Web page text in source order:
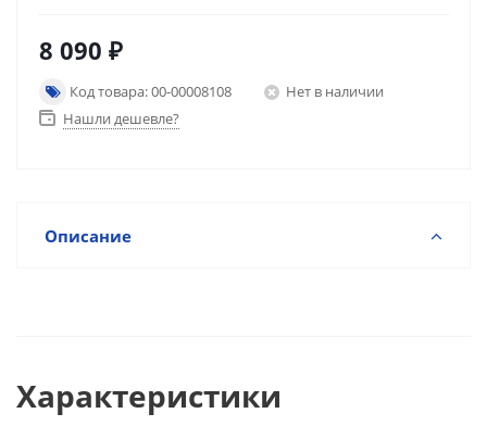
8 090 ₽
Код товара: 00-00008108
Нет в наличии
Нашли дешевле?
Описание
Характеристики